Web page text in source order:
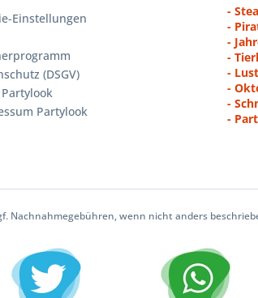
Einstellungen
(DSGV)
Partylook
-
-
-
-
-
-
-
-
Nachnahmegebühren, wenn nicht anders